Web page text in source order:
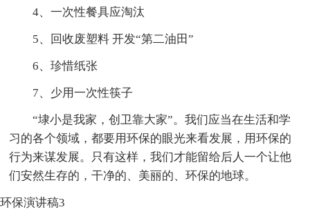
4、一次性餐具应淘汰
5、回收废塑料 开发“第二油田”
6、珍惜纸张
7、少用一次性筷子
“埭小是我家，创卫靠大家”。我们应当在生活和学
习的各个领域，都要用环保的眼光来看发展，用环保的
行为来谋发展。只有这样，我们才能留给后人一个让他
们安然生存的，干净的、美丽的、环保的地球。
环保演讲稿3